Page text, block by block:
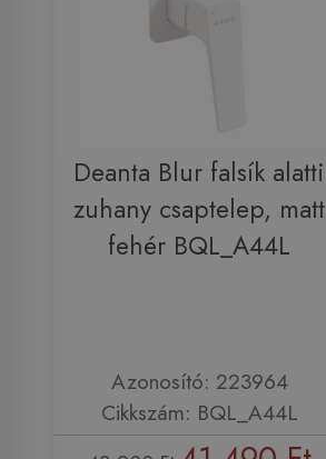
Deanta Blur falsík alatti
zuhany csaptelep, matt
fehér BQL_A44L
Azonosító: 223964
Cikkszám: BQL_A44L